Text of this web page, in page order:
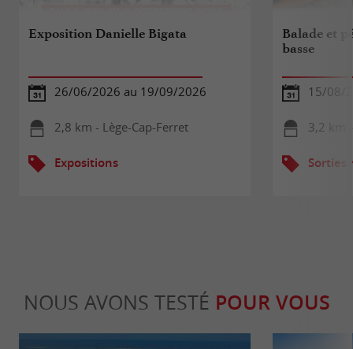
Exposition Danielle Bigata
26/06/2026 au 19/09/2026
2,8 km - Lège-Cap-Ferret
Expositions
Balade et
basse
15/08/
3,2 km
Sorties
NOUS AVONS TESTÉ POUR VOUS